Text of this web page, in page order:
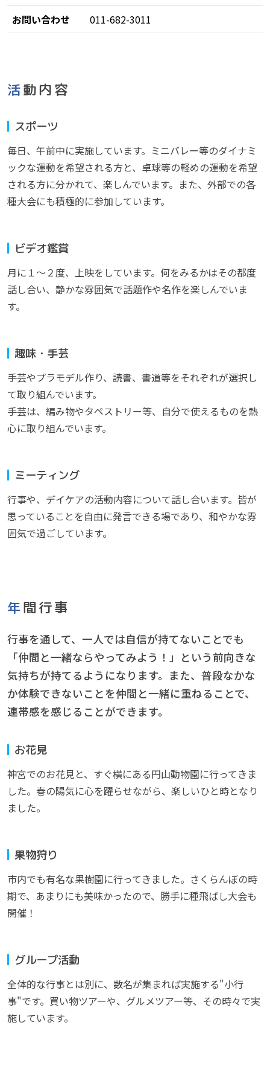
お問い合わせ
011-682-3011
活動内容
スポーツ
毎日、午前中に実施しています。ミニバレー等のダイナミ
ックな運動を希望される方と、卓球等の軽めの運動を希望
される方に分かれて、楽しんでいます。また、外部での各
種大会にも積極的に参加しています。
ビデオ鑑賞
月に１～２度、上映をしています。何をみるかはその都度
話し合い、静かな雰囲気で話題作や名作を楽しんでいま
す。
趣味・手芸
手芸やプラモデル作り、読書、書道等をそれぞれが選択し
て取り組んでいます。
手芸は、編み物やタペストリー等、自分で使えるものを熱
心に取り組んでいます。
ミーティング
行事や、デイケアの活動内容について話し合います。皆が
思っていることを自由に発言できる場であり、和やかな雰
囲気で過ごしています。
年間行事
行事を通して、一人では自信が持てないことでも
「仲間と一緒ならやってみよう！」という前向きな
気持ちが持てるようになります。また、普段なかな
か体験できないことを仲間と一緒に重ねることで、
連帯感を感じることができます。
お花見
神宮でのお花見と、すぐ横にある円山動物園に行ってきま
した。春の陽気に心を躍らせながら、楽しいひと時となり
ました。
果物狩り
市内でも有名な果樹園に行ってきました。さくらんぼの時
期で、あまりにも美味かったので、勝手に種飛ばし大会も
開催！
グループ活動
全体的な行事とは別に、数名が集まれば実施する"小行
事"です。買い物ツアーや、グルメツアー等、その時々で実
施しています。